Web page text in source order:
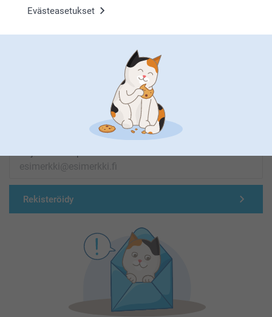
Evästeasetukset
Olemme täällä sinun vuoksesi
Tilaa uutiskirje
Rekisteröidy